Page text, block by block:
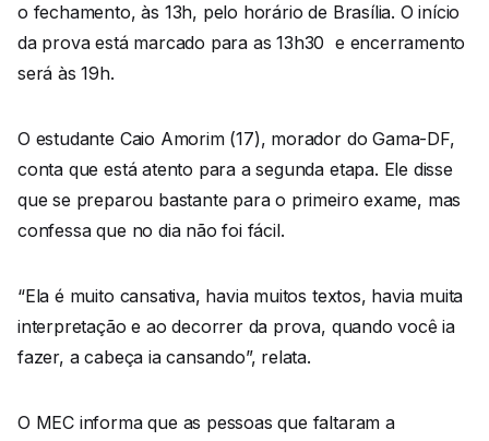
o fechamento, às 13h, pelo horário de Brasília. O início
da prova está marcado para as 13h30 e encerramento
será às 19h.
O estudante Caio Amorim (17), morador do Gama-DF,
conta que está atento para a segunda etapa. Ele disse
que se preparou bastante para o primeiro exame, mas
confessa que no dia não foi fácil.
“Ela é muito cansativa, havia muitos textos, havia muita
interpretação e ao decorrer da prova, quando você ia
fazer, a cabeça ia cansando”, relata.
O MEC informa que as pessoas que faltaram a